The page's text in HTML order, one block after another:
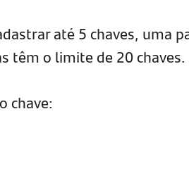
até 5 chaves, uma
têm o limite de 20 chaves.
chave: